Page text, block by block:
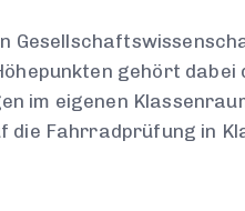
gehört dabei
im eigenen
die Fahrradprüfung in